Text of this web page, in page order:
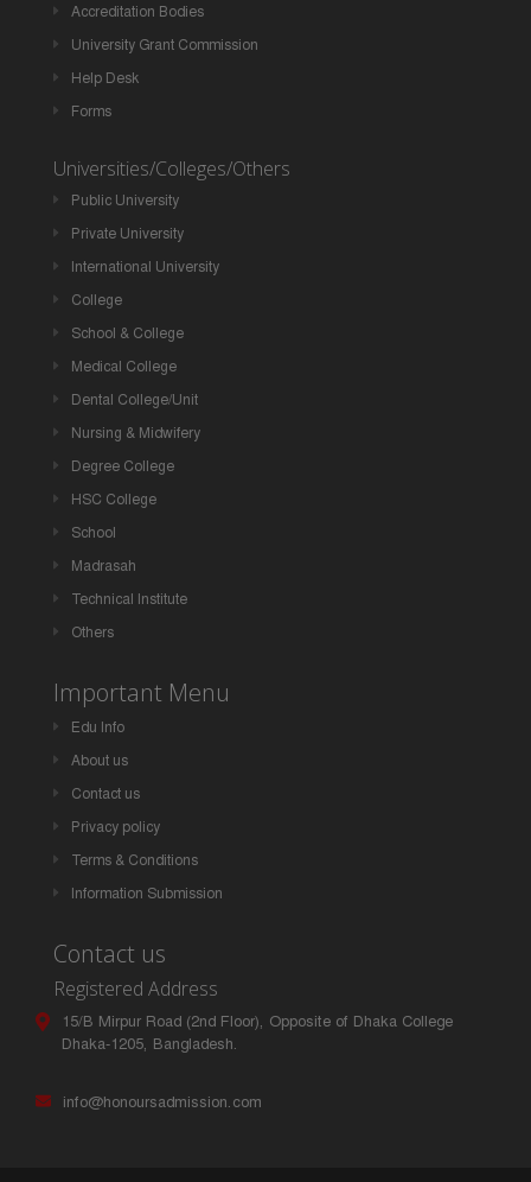
Accreditation Bodies
University Grant Commission
Help Desk
Forms
Universities/Colleges/Others
Public University
Private University
International University
College
School & College
Medical College
Dental College/Unit
Nursing & Midwifery
Degree College
HSC College
School
Madrasah
Technical Institute
Others
Important Menu
Edu Info
About us
Contact us
Privacy policy
Terms & Conditions
Information Submission
Contact us
Registered Address
15/B Mirpur Road (2nd Floor), Opposite of Dhaka College
Dhaka-1205, Bangladesh.
info@honoursadmission.com